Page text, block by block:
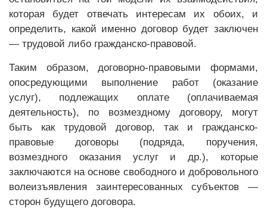
которая будет отвечать интересам их обоих, и
определить, какой именно договор будет заключен
— трудовой либо гражданско-правовой.
Таким образом, договорно-правовыми формами,
опосредующими выполнение работ (оказание
услуг), подлежащих оплате (оплачиваемая
деятельность), по возмездному договору, могут
быть как трудовой договор, так и гражданско-
правовые договоры (подряда, поручения,
возмездного оказания услуг и др.), которые
заключаются на основе свободного и добровольного
волеизъявления заинтересованных субъектов —
сторон будущего договора.